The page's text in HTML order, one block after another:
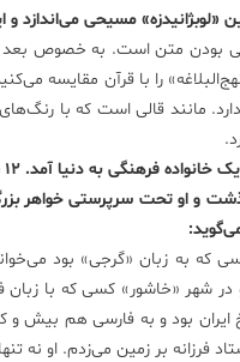
«لوبژانیدزه» مسیحی می‌اندازد
بودن متن است. به خصوص بعد
را با قرآن مقایسه
دارد. مانند قالی است که با
و او تحت سرپرستی خواهر
که به زبان «گرجی» بود
در آن هنگام ۱۲ سال بیش نداشتم و در شهر
بر زمین می‌زدم. او نه